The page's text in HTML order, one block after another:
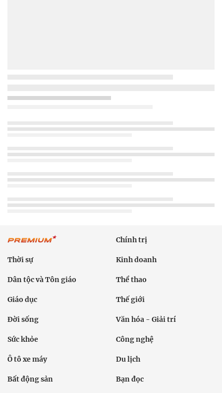
Chính trị
Thời sự Kinh doanh
Dân tộc và Tôn giáo Thể thao
Giáo dục Thế giới
Đời sống Văn hóa - Giải trí
Sức khỏe Công nghệ
Ô tô xe máy Du lịch
Bất động sản Bạn đọc